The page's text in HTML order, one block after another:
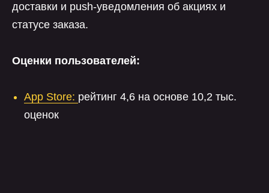
доставки и push-уведомления об акциях и
статусе заказа.
Оценки пользователей:
App Store: рейтинг 4,6 на основе 10,2 тыс.
оценок